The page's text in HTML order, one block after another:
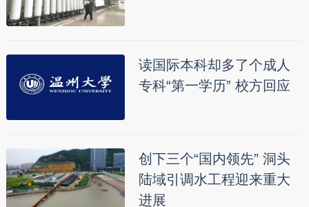
读国际本科却多了个成人
专科“第一学历” 校方回应
创下三个“国内领先” 洞头
陆域引调水工程迎来重大
进展